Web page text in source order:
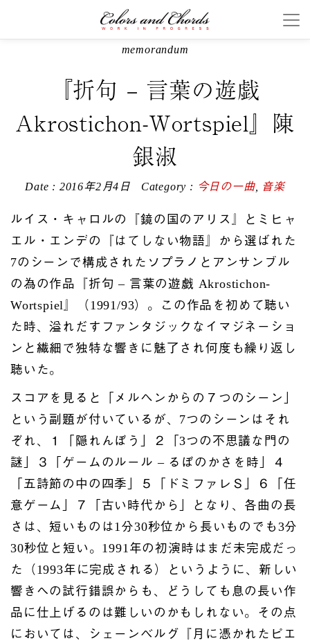
memorandum
『折句 – 言葉の遊戯
Akrostichon-Wortspiel』陳
銀淑
Date : 2016年2月4日 Category : 今日の一曲, 音楽
ルイス・キャロルの『鏡の国のアリス』とミヒャ
エル・エンデの『はてしない物語』から選ばれた
7のシーンで構成されたソプラノとアンサンブル
の為の作品『折句 – 言葉の遊戯 Akrostichon-
Wortspiel』（1991/93）。この作品を初めて聴い
た時、溢れだすファンタジックなイマジネーショ
ンと繊細で独特な響きに魅了され何度も繰り返し
聴いた。
スコアを見ると「メルヘンからの７つのシーン」
という副題が付いているが、7つのシーンはそれ
ぞれ、１「隠れんぼう」２「3つの不思議な門の
謎」３「ゲームのルール – るぼのかさを時」４
「五詩節の中の四季」５「ドミファレＳ」６「任
意ゲーム」７「古い時代から」となり、各曲の長
さは、短いものは1分30秒位から長いものでも3分
30秒位と短い。1991年の初演時はまだ未完成だっ
た（1993年に完成される）というように、新しい
響きへの試行錯誤からも、どうしても息の長い作
品に仕上げるのは難しいのかもしれない。その点
においては、シェーンベルグ『月に憑かれたピエ